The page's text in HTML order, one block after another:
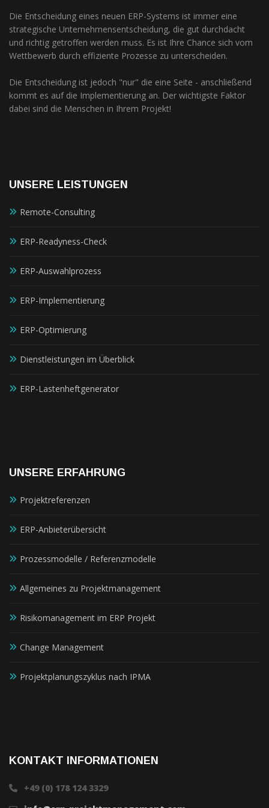
Die Entscheidung eines neuen ERP-Systems ist immer eine
strategische Unternehmensentscheidung, die gut durchdacht
und richtig getroffen werden muss. Es ist Ihre Chance sich vom
Wettbewerb durch effiziente Prozesse zu unterscheiden.
Die Entscheidung ist jedoch "nur" die eine Seite - anschließend
kommt es auf die Implementierung an. Der wichtigste Faktor
dabei sind die Menschen in Ihrem Projekt!
UNSERE LEISTUNGEN
Remote-Consulting
ERP-Readyness-Check
ERP-Auswahlprozess
ERP-Implementierung
ERP-Optimierung
Dienstleistungen im Überblick
ERP-Lastenheftgenerator
UNSERE ERFAHRUNG
Projektreferenzen
ERP-Anbieterübersicht
Prozessmodelle / Referenzmodelle
Allgemeines zu Projektmanagement
Risikomanagement im ERP Projekt
Change Management
Projektplanungszyklus nach IPMA
KONTAKT INFORMATIONEN
+49 (0) 178 124 3329